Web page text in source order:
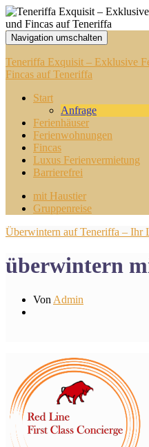
Navigation umschalten
Teneriffa Exquisit – Exklusive
Fincas auf Teneriffa
Start
Anfrage
Ferienhäuser
Ferienwohnungen
Fincas
Luxus Ferienvermietung
Barrierefrei
mit Haustier
Gruppenreise
Überwintern auf Teneriffa – Ihr
überwintern
Von Admin